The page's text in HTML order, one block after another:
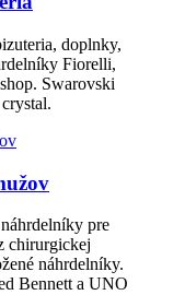
doplnky,
Fiorelli,
Swarovski
pre
chirurgickej
náhrdelníky.
Bennett a UNO